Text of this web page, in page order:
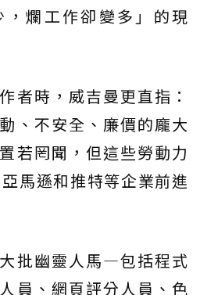
爛工作卻變多」的現
者時，威吉曼更直指：
、不安全、廉價的龐大
若罔聞，但這些勞動力
馬遜和推特等企業前進
批幽靈人馬—包括程式
員、網頁評分人員、色